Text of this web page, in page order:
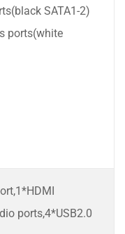
SATA1-2)
ports(white
ports,4*USB2.0